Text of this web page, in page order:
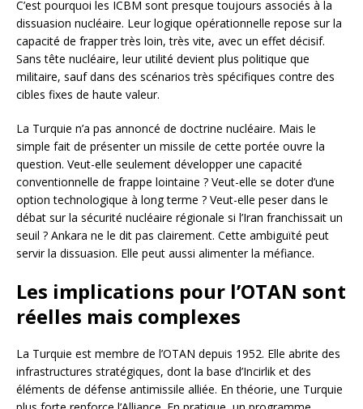
C’est pourquoi les ICBM sont presque toujours associés à la
dissuasion nucléaire. Leur logique opérationnelle repose sur la
capacité de frapper très loin, très vite, avec un effet décisif.
Sans tête nucléaire, leur utilité devient plus politique que
militaire, sauf dans des scénarios très spécifiques contre des
cibles fixes de haute valeur.
La Turquie n’a pas annoncé de doctrine nucléaire. Mais le
simple fait de présenter un missile de cette portée ouvre la
question. Veut-elle seulement développer une capacité
conventionnelle de frappe lointaine ? Veut-elle se doter d’une
option technologique à long terme ? Veut-elle peser dans le
débat sur la sécurité nucléaire régionale si l’Iran franchissait un
seuil ? Ankara ne le dit pas clairement. Cette ambiguïté peut
servir la dissuasion. Elle peut aussi alimenter la méfiance.
Les implications pour l’OTAN sont
réelles mais complexes
La Turquie est membre de l’OTAN depuis 1952. Elle abrite des
infrastructures stratégiques, dont la base d’Incirlik et des
éléments de défense antimissile alliée. En théorie, une Turquie